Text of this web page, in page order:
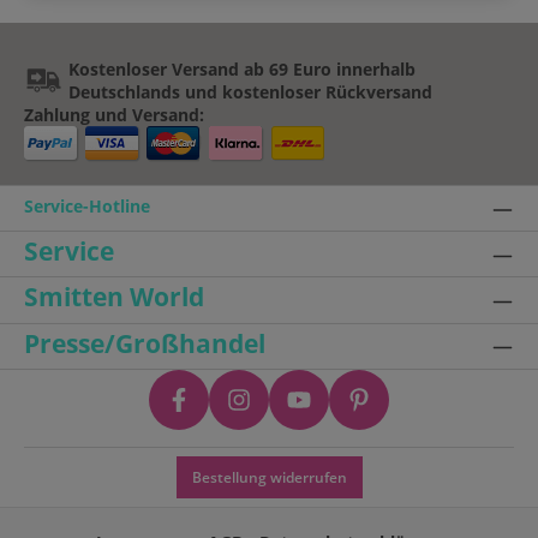
Kostenloser Versand ab 69 Euro innerhalb
Deutschlands und kostenloser Rückversand
Zahlung und Versand:
Service-Hotline
Service
Smitten World
Presse/Großhandel
Bestellung widerrufen